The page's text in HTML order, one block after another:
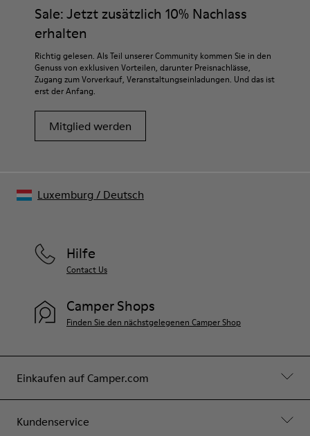
Sale: Jetzt zusätzlich 10% Nachlass
erhalten
Richtig gelesen. Als Teil unserer Community kommen Sie in den
Genuss von exklusiven Vorteilen, darunter Preisnachlässe,
Zugang zum Vorverkauf, Veranstaltungseinladungen. Und das ist
erst der Anfang.
Mitglied werden
Einkaufen auf Camper.com
Kundenservice
Hilfe
Contact Us
Camper Shops
Finden Sie den nächstgelegenen Camper Shop
Luxemburg / Deutsch